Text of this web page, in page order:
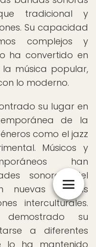
tradicional y
Su capacidad
complejos y
ha convertido en
música popular,
lo moderno.
su lugar en
de la
como el jazz
Músicos y
han
sonoras del
nuevas formas
interculturales.
su
a diferentes
lo ha mantenido